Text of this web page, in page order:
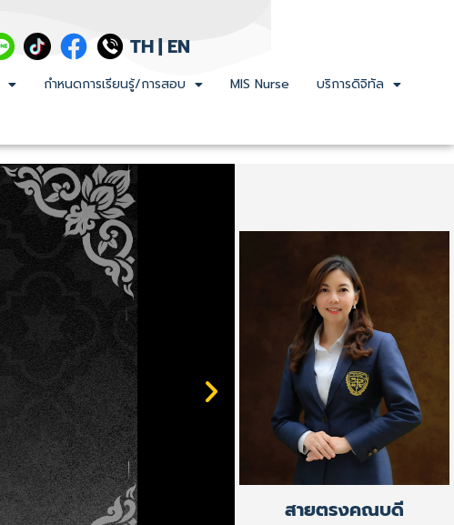
TH| EN
กำหนดการเรียนรู้/การสอบ MIS Nurse บริการดิจิทัล
สายตรงคณบดี